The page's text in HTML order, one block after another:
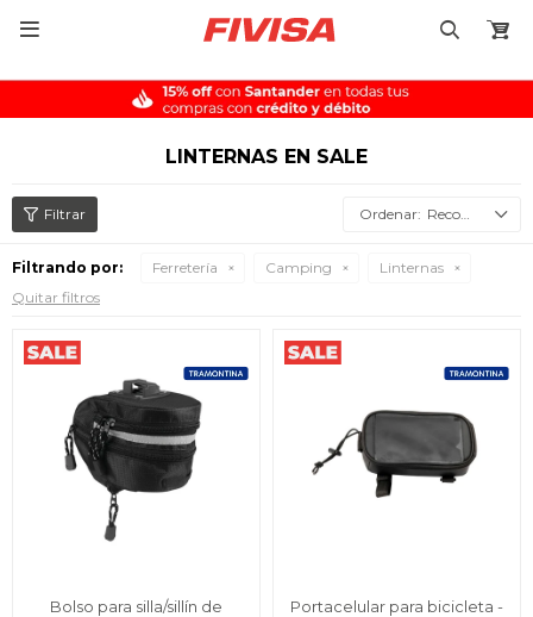

LINTERNAS EN SALE
Recomendados
Filtrando por: Ferretería Camping
Linternas
Quitar filtros
Bolso para silla/sillín de
Portacelular para bicicleta -